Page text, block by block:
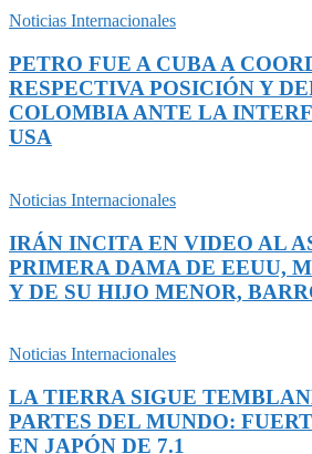
Noticias Internacionales
PETRO FUE A CUBA A
RESPECTIVA POSICIÓN Y
COLOMBIA ANTE LA
USA
Noticias Internacionales
IRÁN INCITA EN VIDEO AL
PRIMERA DAMA DE EEUU,
Y DE SU HIJO MENOR,
Noticias Internacionales
LA TIERRA SIGUE
PARTES DEL MUNDO:
EN JAPÓN DE 7.1